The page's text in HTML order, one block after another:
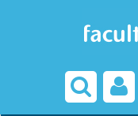
Druckprodukte